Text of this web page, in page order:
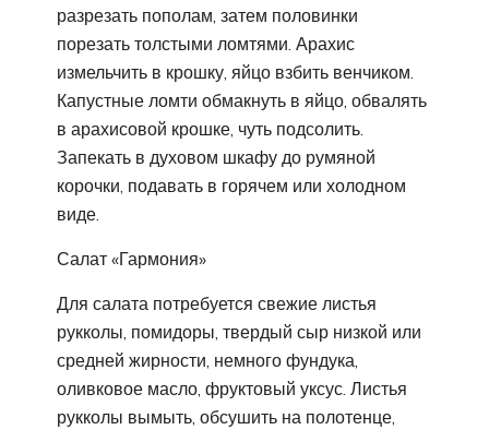
разрезать пополам, затем половинки
порезать толстыми ломтями. Арахис
измельчить в крошку, яйцо взбить венчиком.
Капустные ломти обмакнуть в яйцо, обвалять
в арахисовой крошке, чуть подсолить.
Запекать в духовом шкафу до румяной
корочки, подавать в горячем или холодном
виде.
Салат «Гармония»
Для салата потребуется свежие листья
рукколы, помидоры, твердый сыр низкой или
средней жирности, немного фундука,
оливковое масло, фруктовый уксус. Листья
рукколы вымыть, обсушить на полотенце,